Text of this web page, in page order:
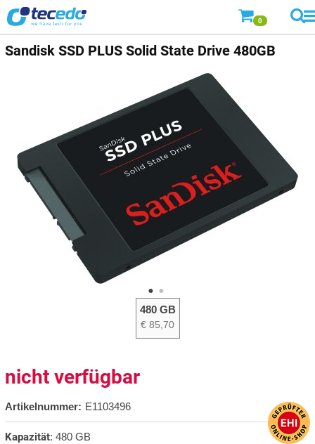
0
Sandisk SSD PLUS Solid State Drive 480GB
480 GB
€ 85,70
nicht verfügbar
Artikelnummer: E1103496
Kapazität: 480 GB